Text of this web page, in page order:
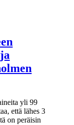
yli 99
että lähes 3
on peräisin